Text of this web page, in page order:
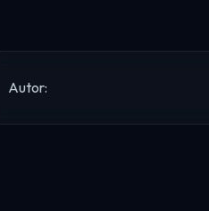
Autor: